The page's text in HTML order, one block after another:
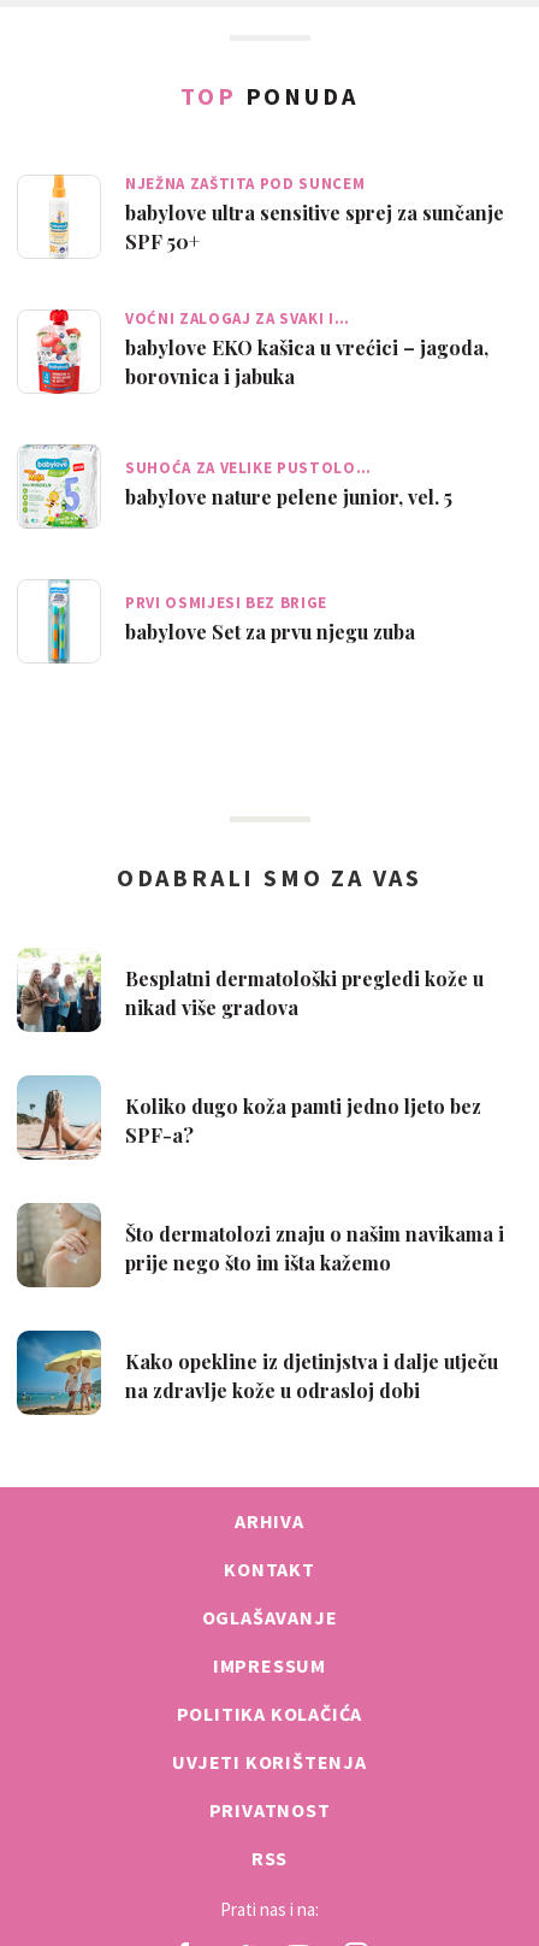
TOP PONUDA
NJEŽNA ZAŠTITA POD SUNCEM
babylove ultra sensitive sprej za sunčanje
SPF 50+
VOĆNI ZALOGAJ ZA SVAKI I…
babylove EKO kašica u vrećici – jagoda,
borovnica i jabuka
SUHOĆA ZA VELIKE PUSTOLO…
babylove nature pelene junior, vel. 5
PRVI OSMIJESI BEZ BRIGE
babylove Set za prvu njegu zuba
ARHIVA
KONTAKT
OGLAŠAVANJE
IMPRESSUM
POLITIKA KOLAČIĆA
UVJETI KORIŠTENJA
PRIVATNOST
RSS
Prati nas i na: